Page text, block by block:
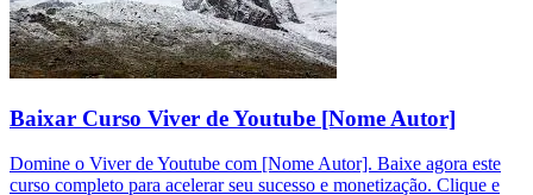
Baixar Curso Viver de Youtube [Nome Autor]
Domine o Viver de Youtube com [Nome Autor]. Baixe agora este
curso completo para acelerar seu sucesso e monetização. Clique e